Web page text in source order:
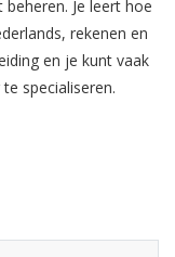
Je leert hoe
rekenen en
en je kunt vaak
specialiseren.